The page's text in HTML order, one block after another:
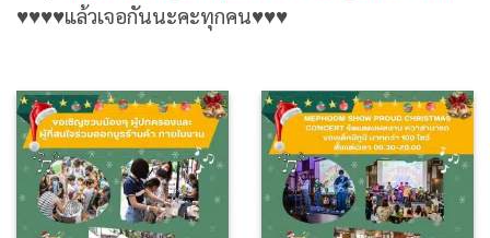
♥️♥️♥️♥️แล้วเจอกันนะคะทุกคน♥️♥️♥️